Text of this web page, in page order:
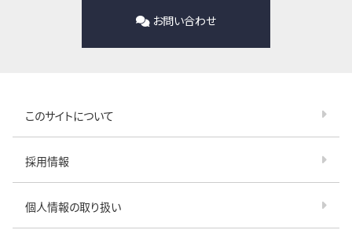
お問い合わせ
このサイトについて
採用情報
個人情報の取り扱い